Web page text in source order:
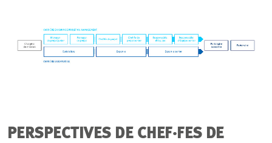
PERSPECTIVES DE CHEF·FES DE